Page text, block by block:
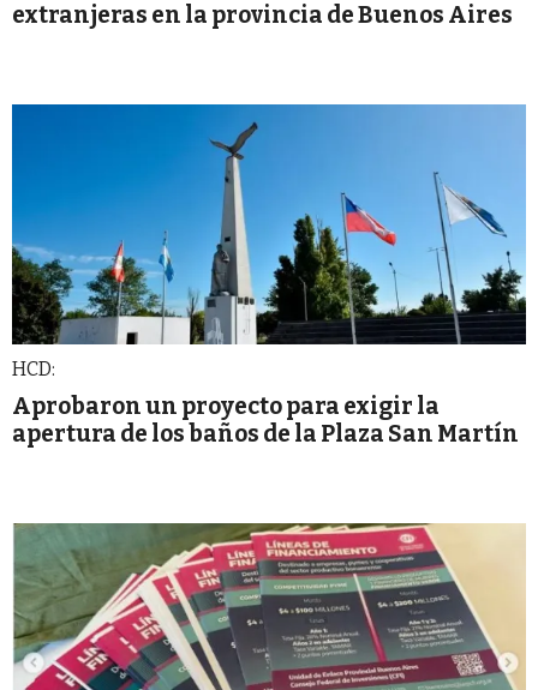
extranjeras en la provincia de Buenos Aires
HCD:
Aprobaron un proyecto para exigir la
apertura de los baños de la Plaza San Martín